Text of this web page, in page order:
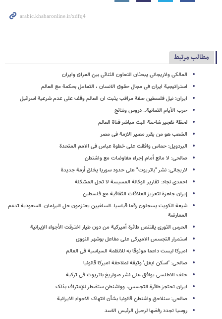
مطالب مرتبط
المالکی ولاریجانی یبحثان التعاون الثنائی بین العراق وایران
استراتیجیة ایران فی مجال حقوق الانسان ، التعامل بحکمة مع العالم
ایران: نیل فلسطین صفة مراقب یثبت ان العالم وقف على عدم شرعیة اسرائیل
حرب الأیام الثمانیة.. دروس ونتائج
لحظة تفجیر شاحنة البث مباشر قناة العالم
الشعب هو من یقرر مصیر الازمة فی مصر
البردویل: حماس وافقت على خطوة عباس فی الامم المتحدة
صالحی: لا مانع أمام إجراء مفاوضات مع واشنطن
لاریجانی: نشر "باتریوت" على حدود سوریا یخلق أزمة جدیدة
احمدی نجاد: تقاریر الوکالة المسیسة لا تحل المشکلة
إیران جاهزة لتعزیز العلاقات الثقافیة مع فلسطین
شیعة الکویت یسجلون رقما قیاسیا..السلفیین یعتزمون حل البرلمان..السعودیة تدعم
المعارضة
الحرس الثوری یقتنص طائرة أمیرکیة من دون طیار اخترقت الأجواء الإیرانیة
استمرار التجسس الامیرکی على مفاعل بوشهر النووی
امیرکا لیست داعما موثوقا به للانظمة السیاسیة فی العالم
صالحی: 'اسکن ایغل' وثیقة لملاحقة امیرکا قانونیا
حلف الاطلسی یوافق على نشر صواریخ باتریوت فی ترکیة
ایران تحتجز طائرة التجسس، وواشنطن ستضطر للإعتراف بذلک
صالحی: سنلاحق واشنطن قانونیا بشأن انتهاک الاجواء الایرانیة
روسیا تجدد رفضها لرحیل الرئیس الاسد